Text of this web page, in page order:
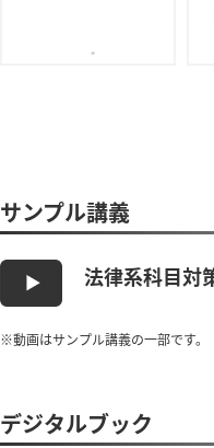
サンプル講義
法律系科目対
※動画はサンプル講義の一部です。
デジタルブック